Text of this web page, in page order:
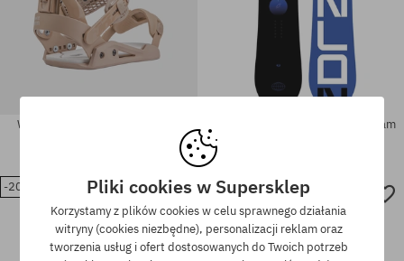
rozmiar uniwersalny rozmiar uniwersalny
Wiązania snowboardowe Drake Deska snowboardowa Drake Team
-20% -20%
Pliki cookies w Supersklep
Korzystamy z plików cookies w celu sprawnego działania
witryny (cookies niezbędne), personalizacji reklam oraz
tworzenia usług i ofert dostosowanych do Twoich potrzeb